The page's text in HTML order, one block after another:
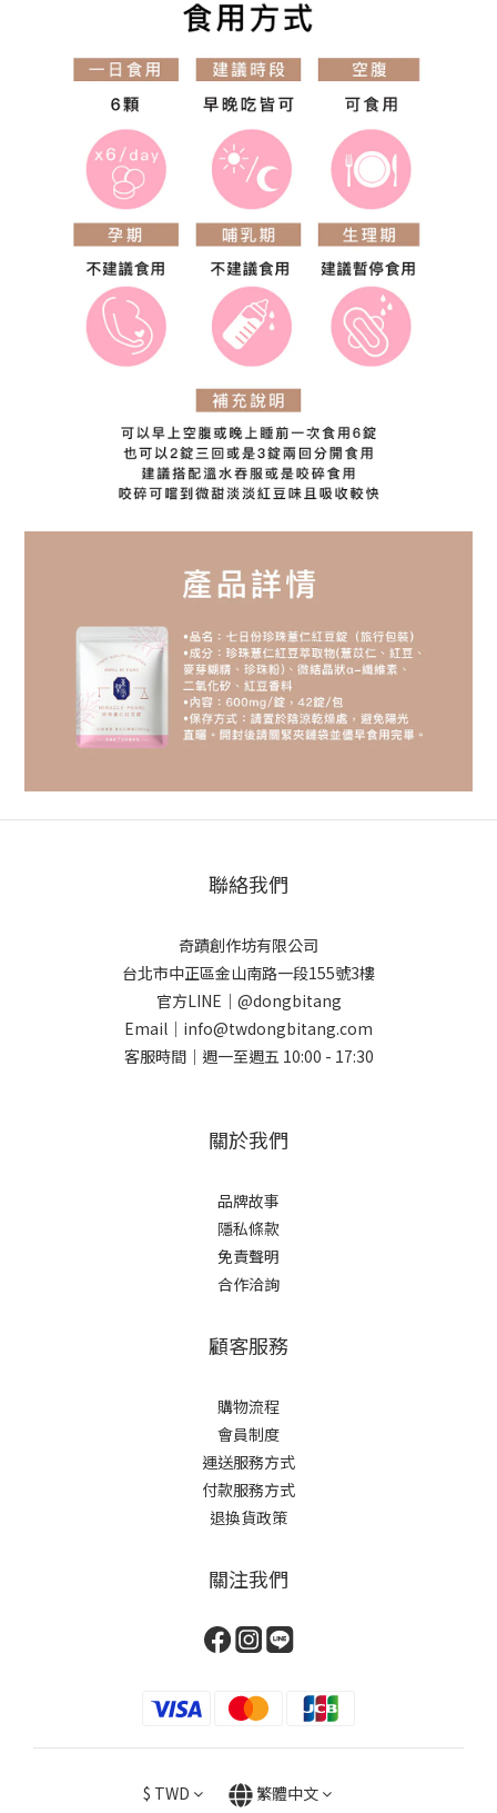
聯絡我們
奇蹟創作坊有限公司
台北市中正區金山南路一段155號3樓
官方LINE｜@dongbitang
Email｜info@twdongbitang.com
客服時間｜週一至週五 10:00 - 17:30
關於我們
品牌故事
隱私條款
免責聲明
合作洽詢
顧客服務
購物流程
會員制度
運送服務方式
付款服務方式
退換貨政策
關注我們
$ TWD 繁體中文